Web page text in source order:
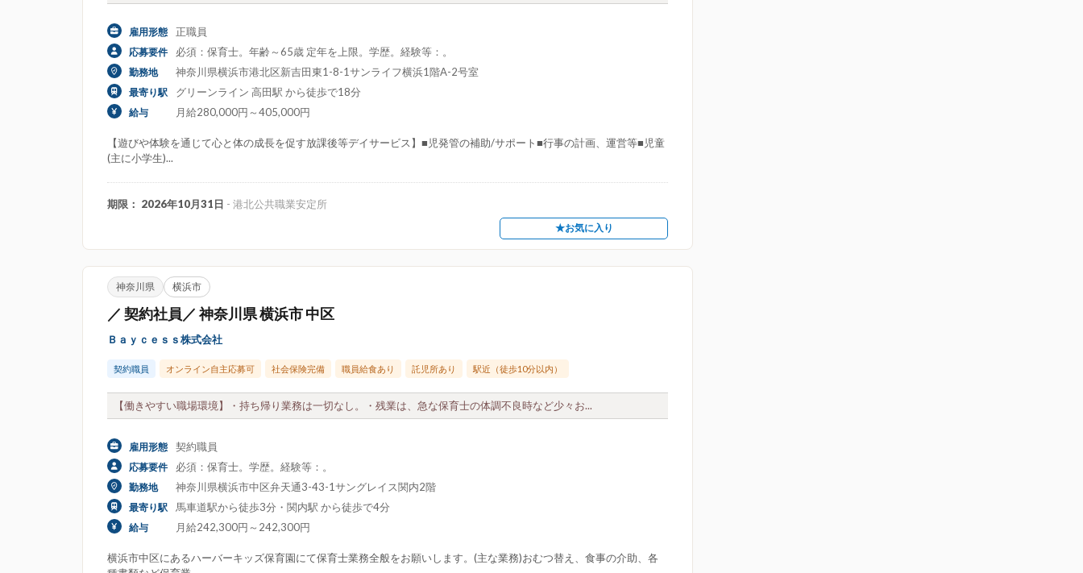
雇用形態 正職員
応募要件 必須：保育士。年齢～65歳 定年を上限。学歴。経験等：。
勤務地 神奈川県横浜市港北区新吉田東1-8-1サンライフ横浜1階A-2号室
最寄り駅 グリーンライン 高田駅 から徒歩で18分
給与 月給280,000円～405,000円
【遊びや体験を通じて心と体の成長を促す放課後等デイサービス】■児発管の補助/サポート■行事の計画、運営等■児童
(主に小学生)...
期限： 2026年10月31日 - 港北公共職業安定所
★お気に入り
神奈川県 横浜市
／ 契約社員／ 神奈川県 横浜市 中区
Ｂａｙｃｅｓｓ株式会社
契約職員 オンライン自主応募可 社会保険完備 職員給食あり 託児所あり 駅近（徒歩10分以内）
【働きやすい職場環境】・持ち帰り業務は一切なし。・残業は、急な保育士の体調不良時など少々お...
雇用形態 契約職員
応募要件 必須：保育士。学歴。経験等：。
勤務地 神奈川県横浜市中区弁天通3-43-1サングレイス関内2階
最寄り駅 馬車道駅から徒歩3分・関内駅 から徒歩で4分
給与 月給242,300円～242,300円
横浜市中区にあるハーバーキッズ保育園にて保育士業務全般をお願いします。(主な業務)おむつ替え、食事の介助、各